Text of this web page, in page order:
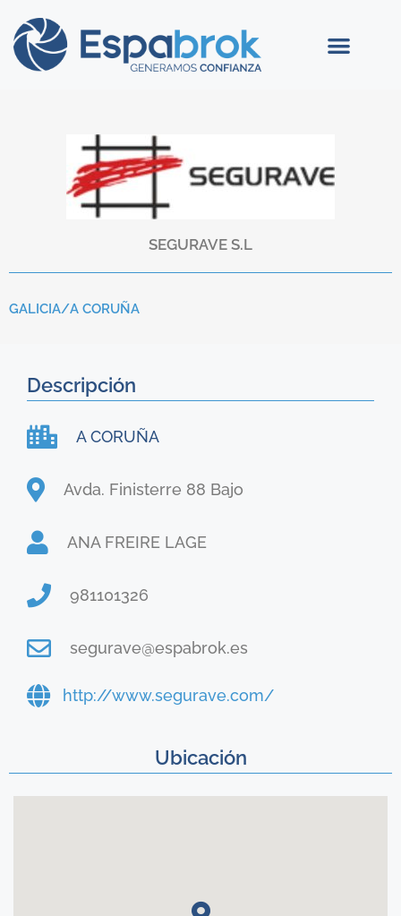
SEGURAVE S.L
GALICIA/A CORUÑA
Descripción
A CORUÑA
Avda. Finisterre 88 Bajo
ANA FREIRE LAGE
981101326
segurave@espabrok.es
http://www.segurave.com/
Ubicación